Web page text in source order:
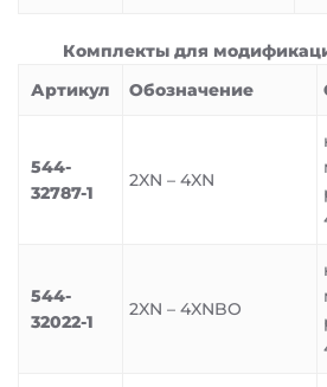
Комплекты для
Артикул
Обозначение
544-
32787-1
2XN – 4XN
544-
32022-1
2XN – 4XNBO